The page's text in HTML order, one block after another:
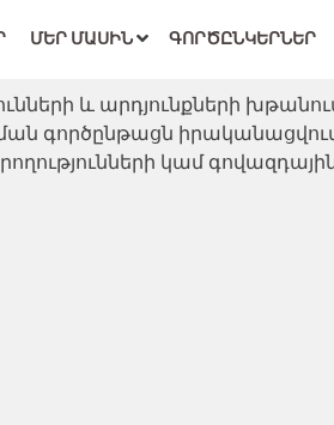
ՄԵՐ ՄԱՍԻՆ ԳՈՐԾԸՆԿԵՐՆԵՐ
և արդյունքների
գործընթացն
կամ գովազդային